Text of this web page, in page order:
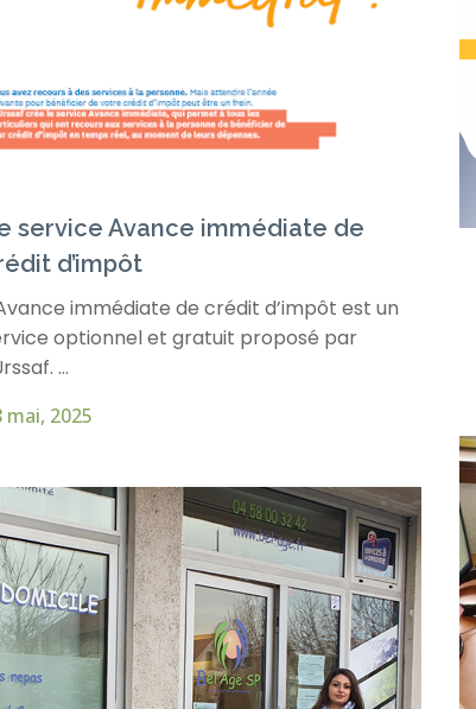
service Avance immédiate de
d’impôt
immédiate de crédit d’impôt est un
optionnel et gratuit proposé par
...
mai, 2025